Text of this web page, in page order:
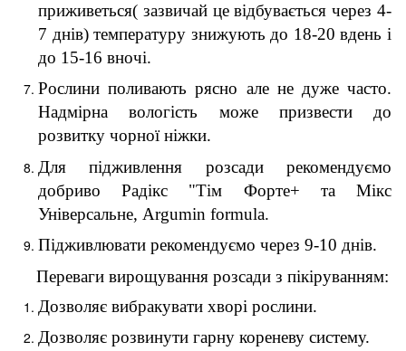
приживеться( зазвичай це відбувається через 4-
7 днів) температуру знижують до 18-20 вдень і
до 15-16 вночі.
Рослини поливають рясно але не дуже часто.
Надмірна вологість може призвести до
розвитку чорної ніжки.
Для підживлення розсади рекомендуємо
добриво Радікс "Тім Форте+ та Мікс
Універсальне, Argumin formula.
Підживлювати рекомендуємо через 9-10 днів.
Переваги вирощування розсади з пікіруванням:
Дозволяє вибракувати хворі рослини.
Дозволяє розвинути гарну кореневу систему.